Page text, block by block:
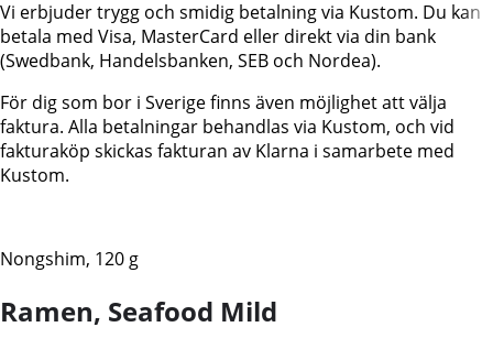
Vi erbjuder trygg och smidig betalning via Kustom. Du kan
betala med Visa, MasterCard eller direkt via din bank
(Swedbank, Handelsbanken, SEB och Nordea).
För dig som bor i Sverige finns även möjlighet att välja
faktura. Alla betalningar behandlas via Kustom, och vid
fakturaköp skickas fakturan av Klarna i samarbete med
Kustom.
Nongshim, 120 g
Ramen, Seafood Mild